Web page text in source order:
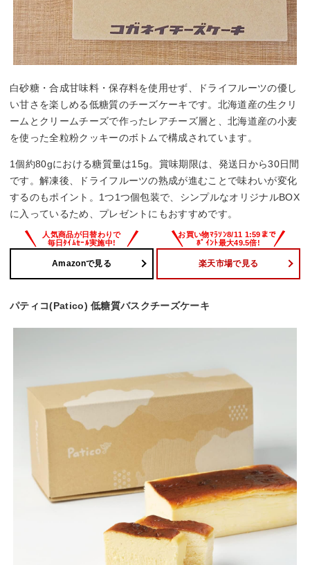
白砂糖・合成甘味料・保存料を使用せず、ドライフルーツの優し
い甘さを楽しめる低糖質のチーズケーキです。北海道産の生クリ
ームとクリームチーズで作ったレアチーズ層と、北海道産の小麦
を使った全粒粉クッキーのボトムで構成されています。
1個約80gにおける糖質量は15g。賞味期限は、発送日から30日間
です。解凍後、ドライフルーツの熟成が進むことで味わいが変化
するのもポイント。1つ1つ個包装で、シンプルなオリジナルBOX
に入っているため、プレゼントにもおすすめです。
Amazonで見る 楽天市場で見る
パティコ(Patico) 低糖質バスクチーズケーキ